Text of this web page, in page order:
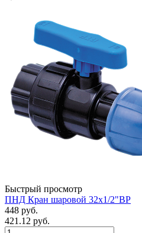
Быстрый просмотр
ПНД Кран шаровой 32х1/2"ВР
448 руб.
421.12 руб.